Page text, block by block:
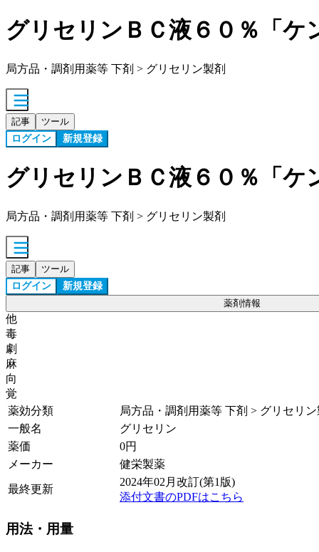
グリセリンＢＣ液６０％「ケ
局方品・調剤用薬等 下剤 > グリセリン製剤
記事 ツール
ログイン 新規登録
グリセリンＢＣ液６０％「ケ
局方品・調剤用薬等 下剤 > グリセリン製剤
記事 ツール
ログイン 新規登録
薬剤情報
他
毒
劇
麻
向
覚
薬効分類
局方品・調剤用薬等 下剤 > グリセリ
一般名
グリセリン
薬価
0円
メーカー
健栄製薬
最終更新
2024年02月改訂(第1版)
添付文書のPDFはこちら
用法・用量